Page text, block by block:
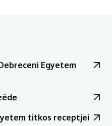
Egyetem
titkos receptjei